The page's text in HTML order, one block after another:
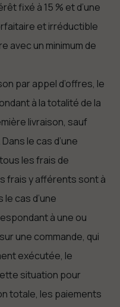
fixé à 15 % et d’une
et irréductible
avec un minimum de
par appel d’offres, le
à la totalité de la
livraison, sauf
le cas d’une
les frais de
frais y afférents sont à
cas d’une
à une ou
une commande, qui
exécutée, le
situation pour
totale, les paiements